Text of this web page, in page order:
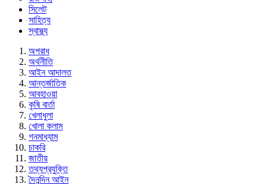
সিলেট
সাহিত্য
স্বাস্থ্য
অপরাধ
অর্থনীতি
আইন আদালত
আন্তর্জাতিক
আবহাওয়া
কৃষি বার্তা
খেলাধুলা
খোলা কলাম
গনমাধ্যাম
চাকরি
জাতীয়
তথ্যপ্রযুক্তি
দৈনন্দিন আইন